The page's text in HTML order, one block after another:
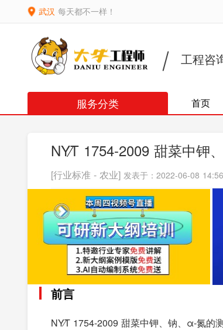
武汉 每天都不一样！
工程咨
服务分类 首页
NY∕T 1754-2009 甜菜中钾
[行业标准 - 农业] 发表于：2022-06-08
前言
NY∕T 1754-2009 甜菜中钾、钠、α-氮的